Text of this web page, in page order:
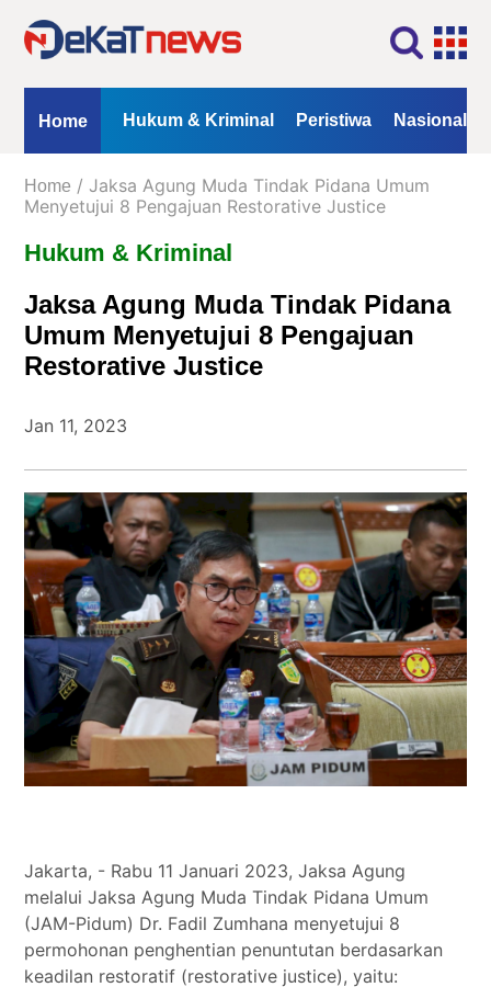
Home
Kanal
Berita
Hukum
Kriminal
Peristiwa
Nasional
Tokoh
Olahraga
Internasional
Opini
Opini Hukum & Kriminal Peristiwa Nasional
Home
Home / Jaksa Agung Muda Tindak Pidana Umum
Menyetujui 8 Pengajuan Restorative Justice
Hukum & Kriminal
Jaksa Agung Muda Tindak Pidana
Umum Menyetujui 8 Pengajuan
Restorative Justice
Jan 11, 2023
Jakarta, - Rabu 11 Januari 2023, Jaksa Agung
melalui Jaksa Agung Muda Tindak Pidana Umum
(JAM-Pidum) Dr. Fadil Zumhana menyetujui 8
permohonan penghentian penuntutan berdasarkan
keadilan restoratif (restorative justice), yaitu: